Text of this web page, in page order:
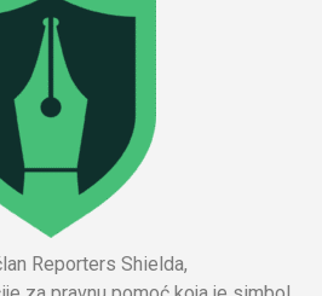
Reporters Shielda,